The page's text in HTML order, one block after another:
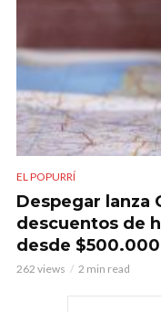
EL POPURRÍ
Despegar lanza
descuentos de
desde $500.000
262 views 2 min read